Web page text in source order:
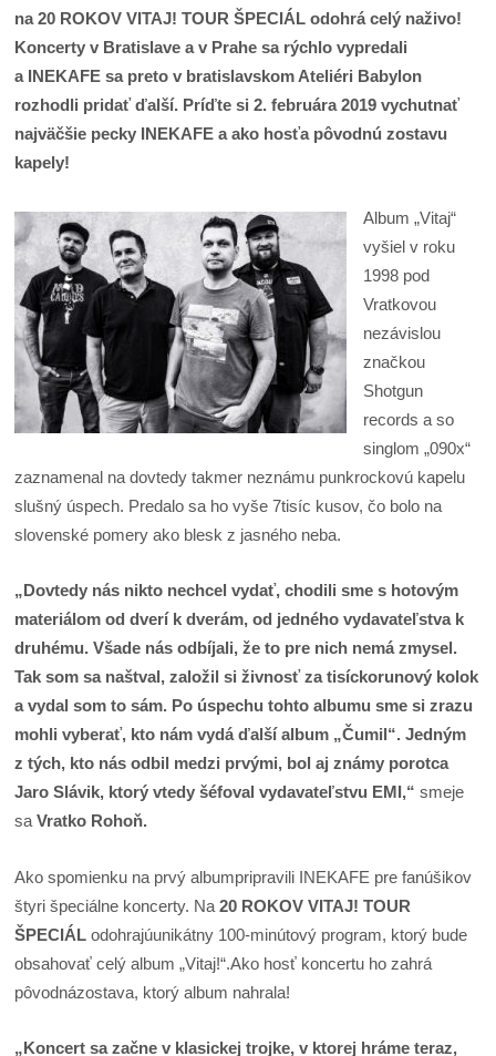
na 20 ROKOV VITAJ! TOUR ŠPECIÁL odohrá celý naživo!
Koncerty v Bratislave a v Prahe sa rýchlo vypredali
a INEKAFE sa preto v bratislavskom Ateliéri Babylon
rozhodli pridať ďalší. Príďte si 2. februára 2019 vychutnať
najväčšie pecky INEKAFE a ako hosťa pôvodnú zostavu
kapely!
Album „Vitaj“
vyšiel v roku
1998 pod
Vratkovou
nezávislou
značkou
Shotgun
records a so
singlom „090x“
zaznamenal na dovtedy takmer neznámu punkrockovú kapelu
slušný úspech. Predalo sa ho vyše 7tisíc kusov, čo bolo na
slovenské pomery ako blesk z jasného neba.
„Dovtedy nás nikto nechcel vydať, chodili sme s hotovým
materiálom od dverí k dverám, od jedného vydavateľstva k
druhému. Všade nás odbíjali, že to pre nich nemá zmysel.
Tak som sa naštval, založil si živnosť za tisíckorunový kolok
a vydal som to sám. Po úspechu tohto albumu sme si zrazu
mohli vyberať, kto nám vydá ďalší album „Čumil“. Jedným
z tých, kto nás odbil medzi prvými, bol aj známy porotca
Jaro Slávik, ktorý vtedy šéfoval vydavateľstvu EMI,“ smeje
saVratko Rohoň.
Ako spomienku na prvý albumpripravili INEKAFE pre fanúšikov
štyri špeciálne koncerty. Na20 ROKOV VITAJ! TOUR
ŠPECIÁLodohrajúunikátny 100-minútový program, ktorý bude
obsahovať celý album „Vitaj!“.Ako hosť koncertu ho zahrá
pôvodnázostava, ktorý album nahrala!
„Koncert sa začne v klasickej trojke, v ktorej hráme teraz,